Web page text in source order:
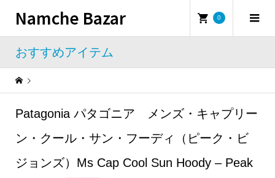
Namche Bazar 0
おすすめアイテム
/home/namchebazar/namchebazar.co.jp/public_html/wp-content/themes/iconic_tcd062/template-parts/breadcrumb.php
Patagonia パタゴニア メンズ・キャプリー
ン・クール・サン・フーディ（ピーク・ビ
ジョンズ）Ms Cap Cool Sun Hoody – Peak